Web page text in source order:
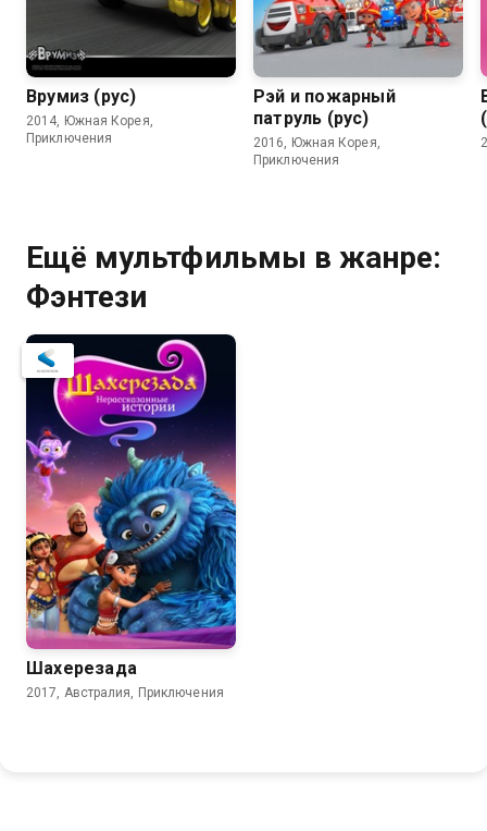
Врумиз (рус)
2014, Южная Корея,
Приключения
Рэй и пожарный
патруль (рус)
2016, Южная Корея,
Приключения
Ещё мультфильмы в жанре:
Фэнтези
Шахерезада
2017, Австралия, Приключения